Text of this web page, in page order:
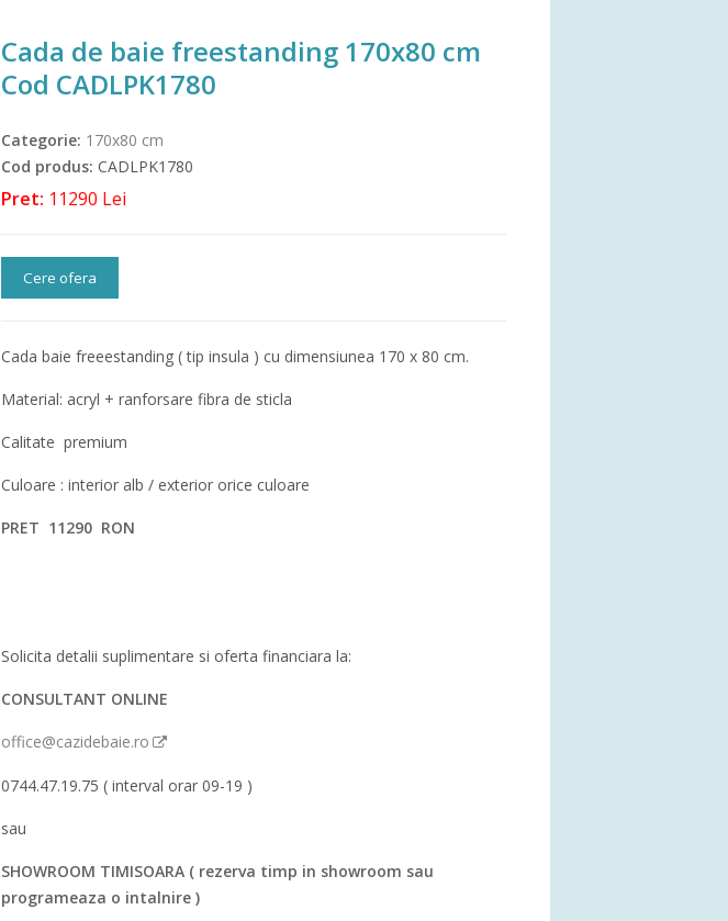
Cada de baie freestanding 170x80 cm
Cod CADLPK1780
Categorie: 170x80 cm
Cod produs: CADLPK1780
Pret: 11290 Lei
Cere ofera
Cada baie freeestanding ( tip insula ) cu dimensiunea 170 x 80 cm.
Material: acryl + ranforsare fibra de sticla
Calitate premium
Culoare : interior alb / exterior orice culoare
PRET 11290 RON
Solicita detalii suplimentare si oferta financiara la:
CONSULTANT ONLINE
office@cazidebaie.ro
0744.47.19.75 ( interval orar 09-19 )
sau
SHOWROOM TIMISOARA ( rezerva timp in showroom sau
programeaza o intalnire )